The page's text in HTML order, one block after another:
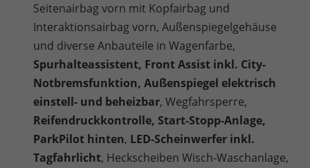
Seitenairbag vorn mit Kopfairbag und
Interaktionsairbag vorn, Außenspiegelgehäuse
und diverse Anbauteile in Wagenfarbe,
Spurhalteassistent, Front Assist inkl. City-
Notbremsfunktion, Außenspiegel elektrisch
einstell- und beheizbar, Wegfahrsperre,
Reifendruckkontrolle, Start-Stopp-Anlage,
ParkPilot hinten, LED-Scheinwerfer inkl.
Tagfahrlicht, Heckscheiben Wisch-Waschanlage,